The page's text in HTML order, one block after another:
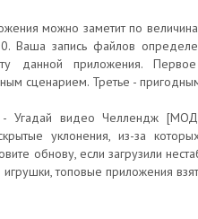
можно заметит по
Ваша запись файлов
данной приложения.
сценарием. Третье -
Угадай видео Челлендж
уклонения, из-за
обнову, если загрузили
топовые приложения